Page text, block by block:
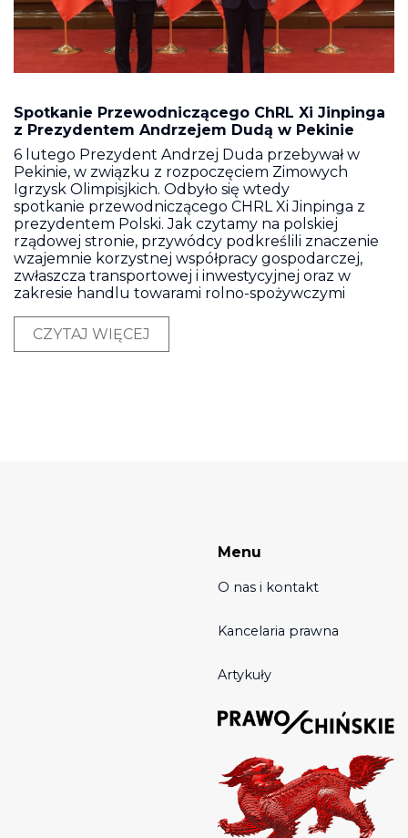
Spotkanie Przewodniczącego ChRL Xi Jinpinga
z Prezydentem Andrzejem Dudą w Pekinie
6 lutego Prezydent Andrzej Duda przebywał w
Pekinie, w związku z rozpoczęciem Zimowych
Igrzysk Olimpisjkich. Odbyło się wtedy
spotkanie przewodniczącego CHRL Xi Jinpinga z
prezydentem Polski. Jak czytamy na polskiej
rządowej stronie, przywódcy podkreślili znaczenie
wzajemnie korzystnej współpracy gospodarczej,
zwłaszcza transportowej i inwestycyjnej oraz w
zakresie handlu towarami rolno-spożywczymi
CZYTAJ WIĘCEJ
Menu
O nas i kontakt
Kancelaria prawna
Artykuły